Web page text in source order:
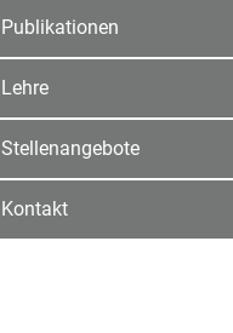
Publikationen
Lehre
Stellenangebote
Kontakt